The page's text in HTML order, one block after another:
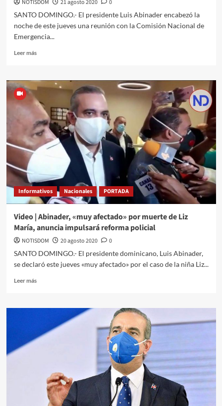
NOTISDOM 21 agosto 2020
0
SANTO DOMINGO.- El presidente Luis Abinader encabezó la
noche de este jueves una reunión con la Comisión Nacional de
Emergencia...
Leer más
Informativos Nacionales PORTADA
Video | Abinader, «muy afectado» por muerte de Liz
María, anuncia impulsará reforma policial
NOTISDOM 20 agosto 2020
0
SANTO DOMINGO.- El presidente dominicano, Luis Abinader,
se declaró este jueves «muy afectado» por el caso de la niña Liz...
Leer más